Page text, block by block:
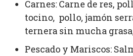
Carnes: Carne de res,
tocino, pollo, jamón
ternera sin mucha
Pescado y Mariscos: